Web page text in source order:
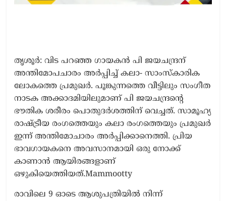
തൃശൂർ: വിട പറഞ്ഞ ഗായകൻ പി ജയചന്ദ്രന്
അന്തിമോപചാരം അർപ്പിച്ച് കലാ- സാംസ്‌കാരിക
ലോകത്തെ പ്രമുഖർ. പൂങ്കുന്നത്തെ വീട്ടിലും സംഗീത
നാടക അക്കാദമിയിലുമാണ് പി ജയചന്ദ്രന്റെ
ഭൗതിക ശരീരം പൊതുദർശത്തിന് വെച്ചത്. സാമൂഹ്യ
രാഷ്ട്രീയ രംഗത്തെയും കലാ രംഗത്തെയും പ്രമുഖർ
ഇന്ന് അന്തിമോചാരം അർപ്പിക്കാനെത്തി. പ്രിയ
ഭാവഗായകനെ അവസാനമായി ഒരു നോക്ക്
കാണാൻ ആയിരങ്ങളാണ്
ഒഴുകിയെത്തിയത്.Mammootty
രാവിലെ 9 ഓടെ ആശുപത്രിയിൽ നിന്ന്